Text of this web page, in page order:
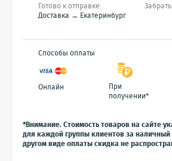
Готово к отправке:
Доставка → Екатеринбург
Способы оплаты
Онлайн
При
получении*
*Внимание. Стоимость товаров на сайте
для каждой группы клиентов за
другом виде оплаты скидка не